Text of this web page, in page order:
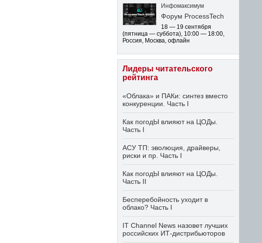
Инфомаксимум
Форум ProcessTech
18 — 19 сентября
(пятница — суббота), 10:00 — 18:00,
Россия, Москва, офлайн
Лидеры читательского
рейтинга
«Облака» и ПАКи: синтез вместо
конкуренции. Часть I
Как погодЫ влияют на ЦОДы.
Часть I
АСУ ТП: эволюция, драйверы,
риски и пр. Часть I
Как погодЫ влияют на ЦОДы.
Часть II
Бесперебойность уходит в
облако? Часть I
IT Channel News назовет лучших
российских ИТ-дистрибьюторов